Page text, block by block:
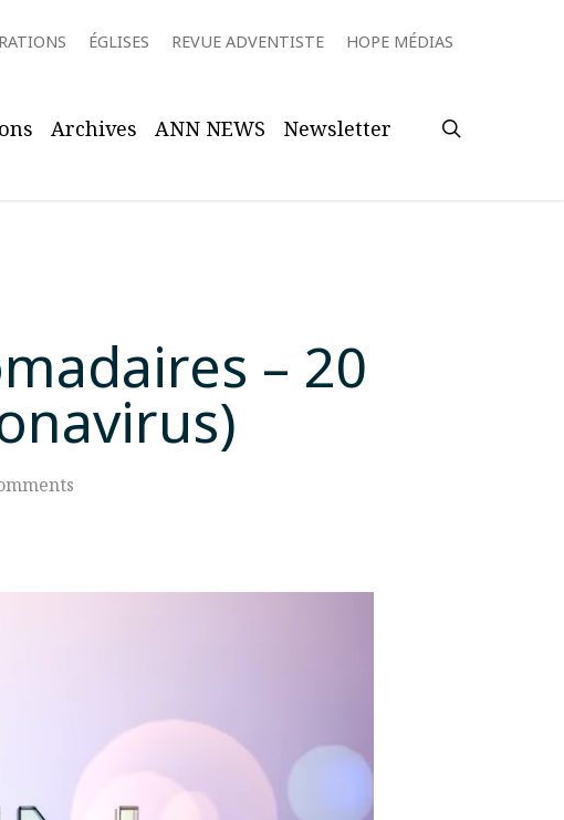
ÉGLISES REVUE ADVENTISTE HOPE MÉDIAS
Archives ANN NEWS Newsletter
– 20